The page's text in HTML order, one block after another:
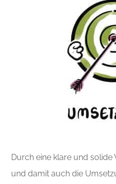
Durch eine klare und solide
und damit auch die